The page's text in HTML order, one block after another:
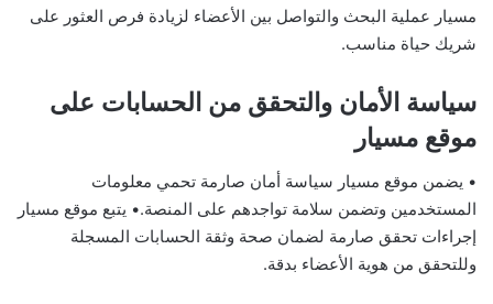
مسيار عملية البحث والتواصل بين الأعضاء لزيادة فرص العثور على
شريك حياة مناسب.
سياسة الأمان والتحقق من الحسابات على
موقع مسيار
• يضمن موقع مسيار سياسة أمان صارمة تحمي معلومات
المستخدمين وتضمن سلامة تواجدهم على المنصة.• يتبع موقع مسيار
إجراءات تحقق صارمة لضمان صحة وثقة الحسابات المسجلة
وللتحقق من هوية الأعضاء بدقة.